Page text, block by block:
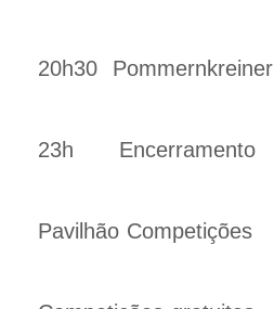
20h30 Pommernkreiner
23h Encerramento
Pavilhão Competições